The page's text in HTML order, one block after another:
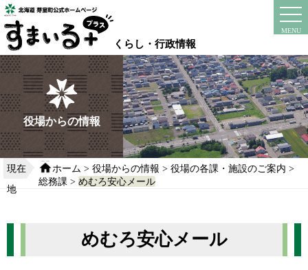
本
文
へ
移
動
る
くらし・行政情報
MENU
instagram
役場からの情報
現在
地
ホーム >役場からの情報 >役場の各課・施設のご案内 >
総務課 >めむろ安心メール
めむろ安心メール